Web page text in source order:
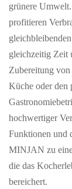
grünere
profitieren
gleichzeitig Zeit
Zubereitung
Küche oder den
hochwertiger
Funktionen und
MINJAN zu
die das
bereichert.